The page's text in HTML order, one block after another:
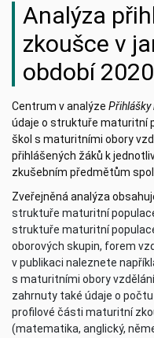
Analýza
zkoušce v
období 2020
Centrum v analýze
údaje o struktuře maturitní
škol s maturitními obory
přihlášených žáků k
zkušebním předmětům
Zveřejněná analýza
struktuře maturitní
struktuře maturitní
oborových skupin, forem
v publikaci naleznete
s maturitními obory
zahrnuty také údaje o
profilové části maturitní
(matematika, anglický,